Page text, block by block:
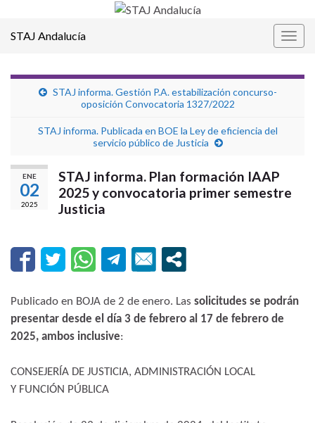
STAJ Andalucía
STAJ informa. Gestión P.A. estabilización concurso-
oposición Convocatoria 1327/2022
STAJ informa. Publicada en BOE la Ley de eficiencia del
servicio público de Justicia
ENE
02
2025
STAJ informa. Plan formación IAAP
2025 y convocatoria primer semestre
Justicia
Publicado en BOJA de 2 de enero. Las solicitudes se podrán
presentar desde el día 3 de febrero al 17 de febrero de
2025, ambos inclusive:
CONSEJERÍA DE JUSTICIA, ADMINISTRACIÓN LOCAL
Y FUNCIÓN PÚBLICA